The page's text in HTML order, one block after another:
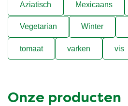
Aziatisch Mexicaans
Vegetarian Winter
tomaat varken vis
Onze producten